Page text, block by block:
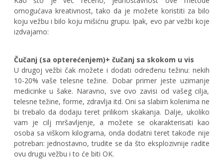
omogućava kreativnost, tako da je možete koristiti za bilo
koju vežbu i bilo koju mišićnu grupu. Ipak, evo par vežbi koje
izdvajamo:
Čučanj (sa opterećenjem)+ čučanj sa skokom u vis
U drugoj vežbi čak možete i dodati određenu težinu: nekih
10-20% vaše telesne težine. Dobar primer jeste uzimanje
medicinke u šake. Naravno, sve ovo zavisi od vašeg cilja,
telesne težine, forme, zdravlja itd. Oni sa slabim kolenima ne
bi trebalo da dodaju teret prilikom skakanja. Dalje, ukoliko
vam je cilj mršavljenje, a možete se okarakterisati kao
osoba sa viškom kilograma, onda dodatni teret takođe nije
potreban: jednostavno, trudite se da što eksplozivnije radite
ovu drugu vežbu i to će biti OK.